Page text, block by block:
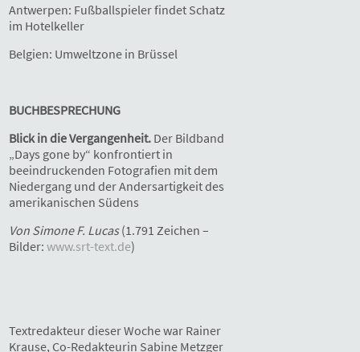
Antwerpen: Fußballspieler findet Schatz
im Hotelkeller
Belgien: Umweltzone in Brüssel
BUCHBESPRECHUNG
Blick in die Vergangenheit. Der Bildband
„Days gone by“ konfrontiert in
beeindruckenden Fotografien mit dem
Niedergang und der Andersartigkeit des
amerikanischen Südens
Von Simone F. Lucas(1.791 Zeichen –
Bilder: www.srt-text.de)
Textredakteur dieser Woche war Rainer
Krause, Co-Redakteurin Sabine Metzger